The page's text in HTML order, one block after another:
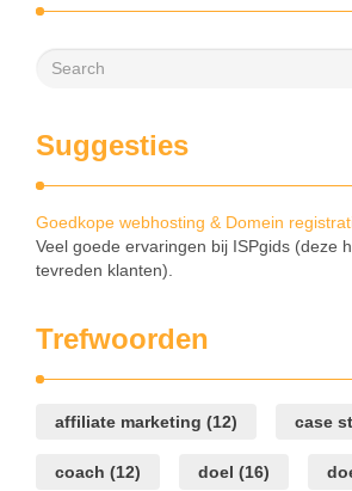
Suggesties
Goedkope webhosting & Domein
Veel goede ervaringen bij ISPgids (deze
tevreden klanten).
Trefwoorden
affiliate marketing (12) case
coach (12) doel (16)